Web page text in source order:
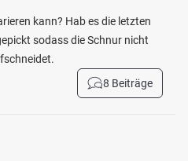
kann? Hab es die letzten
sodass die Schnur nicht
8 Beiträge